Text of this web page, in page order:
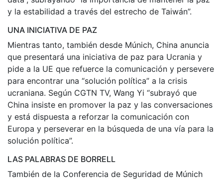
y la estabilidad a través del estrecho de Taiwán”.
UNA INICIATIVA DE PAZ
Mientras tanto, también desde Múnich, China anuncia
que presentará una iniciativa de paz para Ucrania y
pide a la UE que refuerce la comunicación y persevere
para encontrar una “solución política” a la crisis
ucraniana. Según CGTN TV, Wang Yi “subrayó que
China insiste en promover la paz y las conversaciones
y está dispuesta a reforzar la comunicación con
Europa y perseverar en la búsqueda de una vía para la
solución política”.
LAS PALABRAS DE BORRELL
También de la Conferencia de Seguridad de Múnich